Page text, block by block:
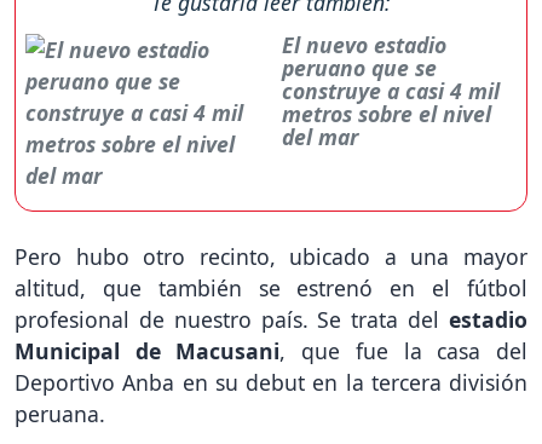
El nuevo estadio
peruano que se
construye a casi 4 mil
metros sobre el nivel
del mar
Pero hubo otro recinto, ubicado a una mayor
altitud, que también se estrenó en el fútbol
profesional de nuestro país. Se trata del estadio
Municipal de Macusani, que fue la casa del
Deportivo Anba en su debut en la tercera división
peruana.